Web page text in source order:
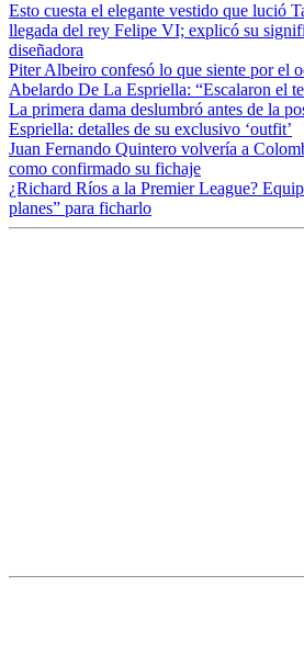
Esto cuesta el elegante vestido que lució
llegada del rey Felipe VI; explicó su
diseñadora
Piter Albeiro confesó lo que siente por el
Abelardo De La Espriella: “Escalaron el
La primera dama deslumbró antes de la
Espriella: detalles de su exclusivo ‘outfit’
Juan Fernando Quintero volvería a
como confirmado su fichaje
¿Richard Ríos a la Premier League?
planes” para ficharlo